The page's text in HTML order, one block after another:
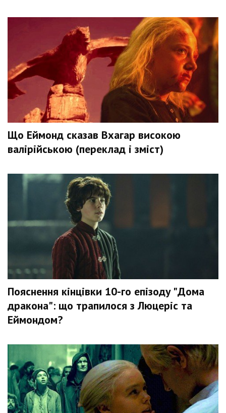
Що Еймонд сказав Вхагар високою
валірійською (переклад і зміст)
Пояснення кінцівки 10-го епізоду "Дома
дракона": що трапилося з Люцеріс та
Еймондом?